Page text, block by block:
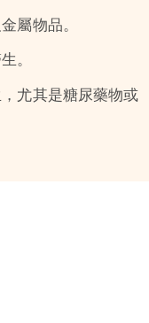
屬物品。
。
尤其是糖尿藥物或